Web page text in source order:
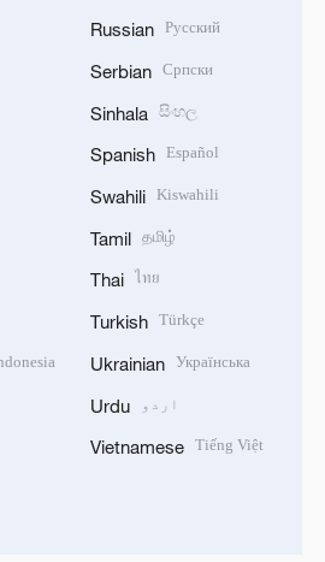
Russian Русский
Serbian Српски
Sinhala සිංහල
Spanish Español
Swahili Kiswahili
Tamil தமிழ்
Thai ไทย
Turkish Türkçe
Ukrainian Українська
Urdu اردو
Vietnamese Tiếng Việt